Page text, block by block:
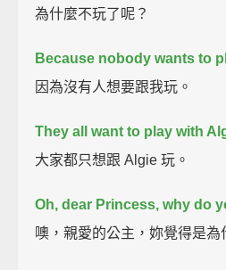
為什麼不玩了呢？
Because nobody wants to
因為沒有人想要跟我玩。
They all want to play with
大家都只想跟 Algie 玩。
Oh, dear Princess, why do
噢，親愛的公主，妳覺得是為